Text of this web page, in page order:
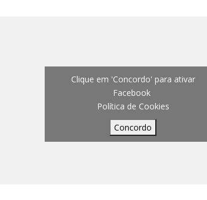
Clique em 'Concordo' para ativar
Facebook
Política de Cookies
Concordo